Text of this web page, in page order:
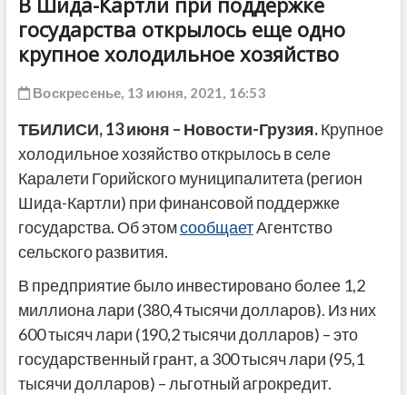
государства открылось еще одно
крупное холодильное хозяйство
Воскресенье, 13 июня, 2021, 16:53
ТБИЛИСИ, 13 июня – Новости-Грузия.Крупное
холодильное хозяйство открылось в селе
Каралети Горийского муниципалитета (регион
Шида-Картли) при финансовой поддержке
государства. Об этомсообщаетАгентство
сельского развития.
В предприятие было инвестировано более 1,2
миллиона лари (380,4 тысячи долларов). Из них
600 тысяч лари (190,2 тысячи долларов) – это
государственный грант, а 300 тысяч лари (95,1
тысячи долларов) – льготный агрокредит.